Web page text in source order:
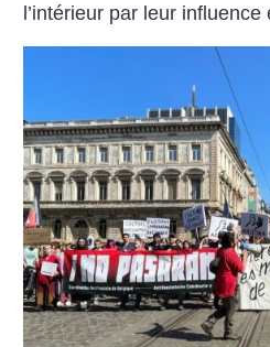
l’intérieur par leur